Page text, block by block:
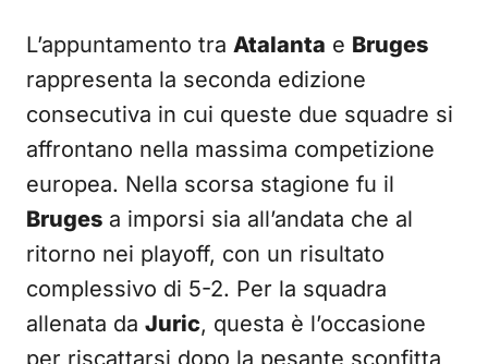
L’appuntamento tra Atalanta e Bruges
rappresenta la seconda edizione
consecutiva in cui queste due squadre si
affrontano nella massima competizione
europea. Nella scorsa stagione fu il
Bruges a imporsi sia all’andata che al
ritorno nei playoff, con un risultato
complessivo di 5-2. Per la squadra
allenata da Juric, questa è l’occasione
per riscattarsi dopo la pesante sconfitta